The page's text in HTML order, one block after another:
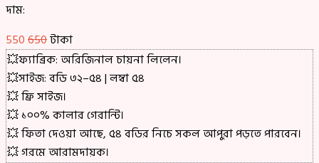
দাম:
550650টাকা
💥ফ্যাব্রিক: অরিজিনাল চায়না লিলেন।
💥সাইজ: বডি ৩২–৫৪ | লম্বা ৫৪
💥 ফ্রি সাইজ।
💥 ১০০% কালার গেরান্টি।
💥 ফিতা দেওয়া আছে, ৫৪ বডির নিচে সকল আপুরা পড়তে পারবেন।
💥 গরমে আরামদায়ক।